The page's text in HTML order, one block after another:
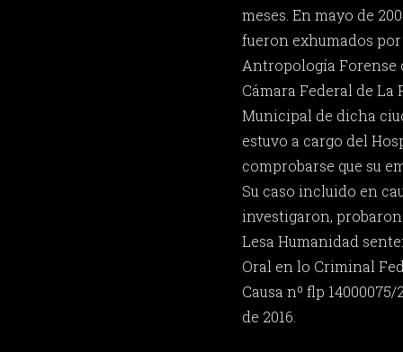
meses. En mayo de
fueron exhumados
Antropología
Cámara Federal de
Municipal de dicha
estuvo a cargo del
comprobarse que su
Su caso incluido en
investigaron,
Lesa Humanidad
Oral en lo Criminal
Causa nº flp
de 2016.